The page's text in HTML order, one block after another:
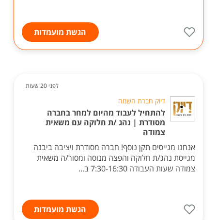
הגשת מועמדות
לפני 20 שעות
דיוק חברת השמה
להתחיל לעבוד מהיום למחר בחברה
מסודרת | נהג /ת חלוקה עם משאית
צמודה
אנחנו מגייסים תקן נוסף! חברה מסודרת ויציבה ביבנה
מגייסת נהג/ת חלוקה והפצה מנוסה ומסור/ה משאית
צמודה שעות העבודה 7:30-16:30 ב...
הגשת מועמדות